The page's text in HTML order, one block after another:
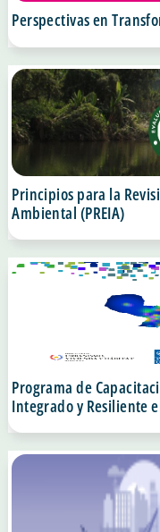
Perspectivas en
Principios para la
Ambiental (PREIA)
Programa de
Integrado y Resiliente